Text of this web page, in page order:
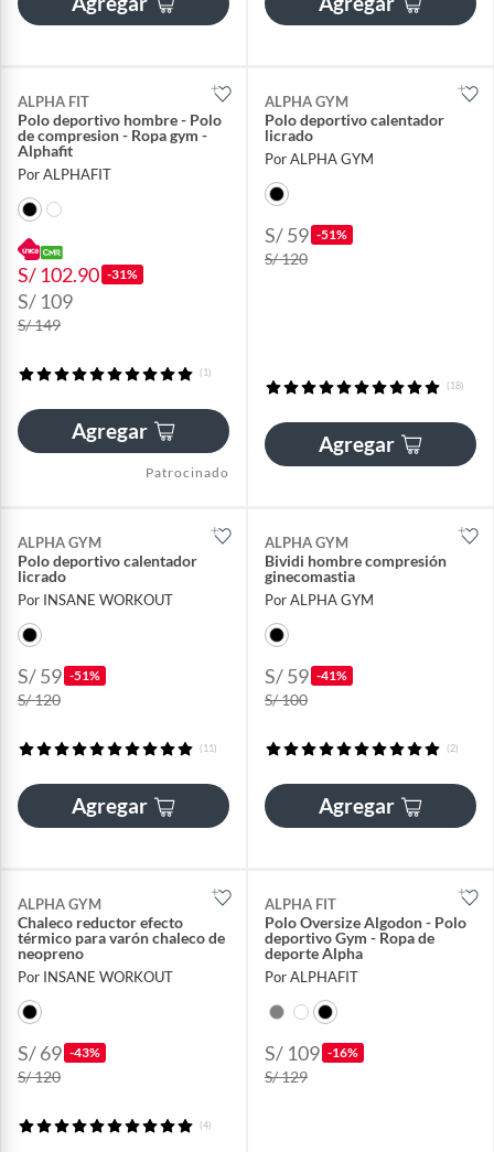
ALPHA FIT
Polo deportivo hombre - Polo
de compresion - Ropa gym -
Alphafit
Por ALPHAFIT
S/ 102.90 -31%
S/ 109
S/ 149
(1)
Agregar
Patrocinado
ALPHA GYM
Polo deportivo calentador
licrado
Por ALPHA GYM
S/ 59 -51%
S/ 120
(18)
Agregar
ALPHA GYM
Polo deportivo calentador
licrado
Por INSANE WORKOUT
S/ 59 -51%
S/ 120
(11)
Agregar
ALPHA GYM
Bividi hombre compresión
ginecomastia
Por ALPHA GYM
S/ 59 -41%
S/ 100
(2)
Agregar
ALPHA GYM
Chaleco reductor efecto
térmico para varón chaleco de
neopreno
Por INSANE WORKOUT
S/ 69 -43%
S/ 120
(4)
ALPHA FIT
Polo Oversize Algodon - Polo
deportivo Gym - Ropa de
deporte Alpha
Por ALPHAFIT
S/ 109 -16%
S/ 129